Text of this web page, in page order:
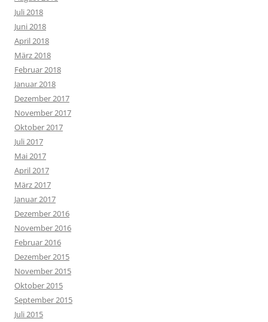
Juli 2018
Juni 2018
April 2018
März 2018
Februar 2018
Januar 2018
Dezember 2017
November 2017
Oktober 2017
Juli 2017
Mai 2017
April 2017
März 2017
Januar 2017
Dezember 2016
November 2016
Februar 2016
Dezember 2015
November 2015
Oktober 2015
September 2015
Juli 2015